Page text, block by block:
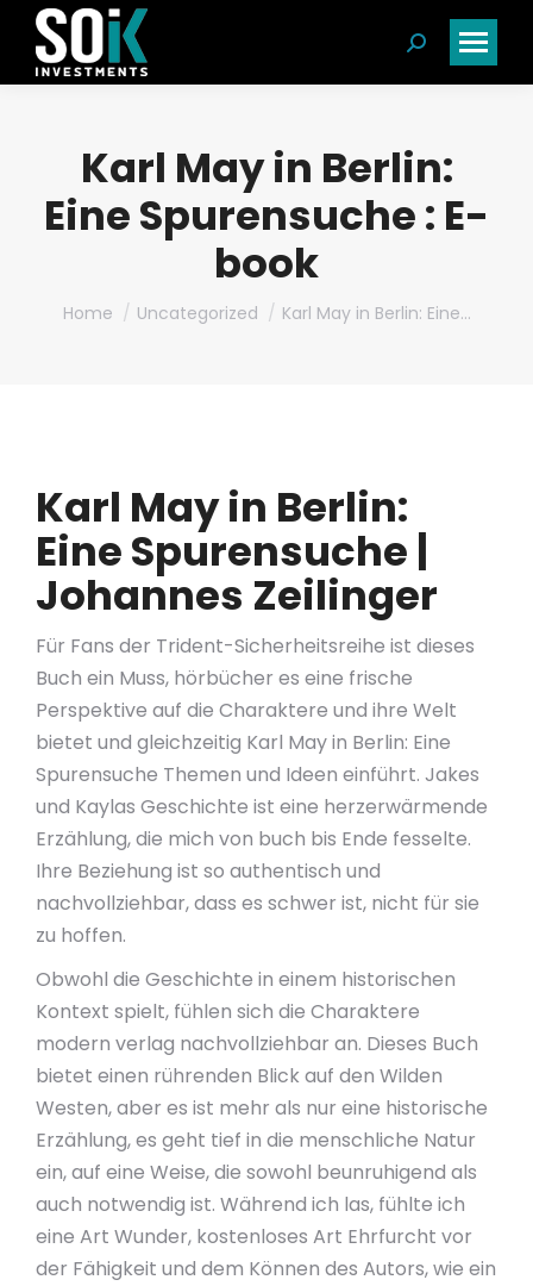
Search:
Karl May in Berlin:
Eine Spurensuche : E-
book
You are here:
Home Uncategorized Karl May in Berlin: Eine…
Karl May in Berlin:
Eine Spurensuche |
Johannes Zeilinger
Für Fans der Trident-Sicherheitsreihe ist dieses
Buch ein Muss, hörbücher es eine frische
Perspektive auf die Charaktere und ihre Welt
bietet und gleichzeitig Karl May in Berlin: Eine
Spurensuche Themen und Ideen einführt. Jakes
und Kaylas Geschichte ist eine herzerwärmende
Erzählung, die mich von buch bis Ende fesselte.
Ihre Beziehung ist so authentisch und
nachvollziehbar, dass es schwer ist, nicht für sie
zu hoffen.
Obwohl die Geschichte in einem historischen
Kontext spielt, fühlen sich die Charaktere
modern verlag nachvollziehbar an. Dieses Buch
bietet einen rührenden Blick auf den Wilden
Westen, aber es ist mehr als nur eine historische
Erzählung, es geht tief in die menschliche Natur
ein, auf eine Weise, die sowohl beunruhigend als
auch notwendig ist. Während ich las, fühlte ich
eine Art Wunder, kostenloses Art Ehrfurcht vor
der Fähigkeit und dem Können des Autors, wie ein